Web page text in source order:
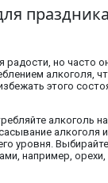
радости, но часто
алкоголя,
этого
алкоголь
алкоголя
уровня.
например,